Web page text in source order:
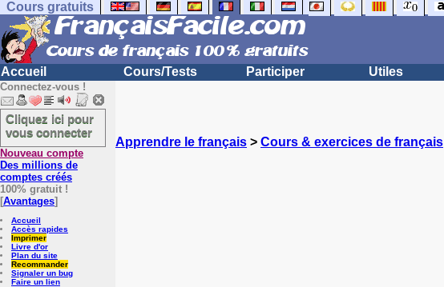
Cours gratuits
Accueil Cours/Tests Participer Utiles
Connectez-vous !
Cliquez ici pour
vous connecter
Nouveau compte
Des millions de
comptes créés
100% gratuit !
[Avantages]
Accueil
Accès rapides
Imprimer
Livre d'or
Plan du site
Recommander
Signaler un bug
Faire un lien
Apprendre le français > Cours & exercices de français